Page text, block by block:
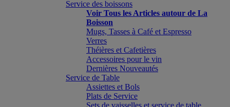
Service des boissons
Voir Tous les Articles autour de La
Boisson
Mugs, Tasses à Café et Espresso
Verres
Théières et Cafetières
Accessoires pour le vin
Dernières Nouveautés
Service de Table
Assiettes et Bols
Plats de Service
Sets de vaisselles et service de table